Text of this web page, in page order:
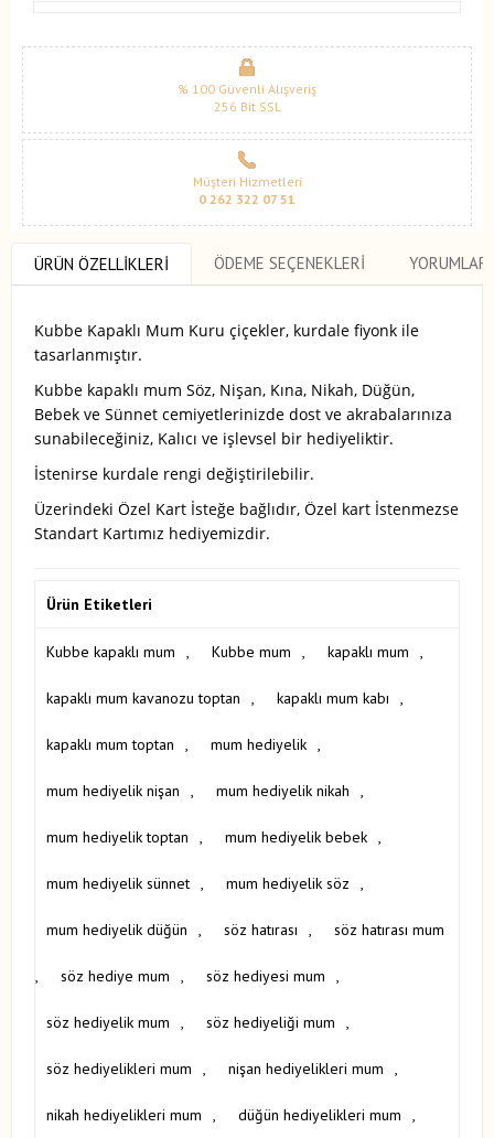
% 100 Güvenli Alışveriş
256 Bit SSL
Müşteri Hizmetleri
0 262 322 07 51
ÜRÜN ÖZELLIKLERI ÖDEME SEÇENEKLERI YORUMLAR
Kubbe Kapaklı Mum Kuru çiçekler, kurdale fiyonk ile
tasarlanmıştır.
Kubbe kapaklı mum Söz, Nişan, Kına, Nikah, Düğün,
Bebek ve Sünnet cemiyetlerinizde dost ve akrabalarınıza
sunabileceğiniz, Kalıcı ve işlevsel bir hediyeliktir.
İstenirse kurdale rengi değiştirilebilir.
Üzerindeki Özel Kart İsteğe bağlıdır, Özel kart İstenmezse
Standart Kartımız hediyemizdir.
Ürün Etiketleri
Kubbe kapaklı mum , Kubbe mum , kapaklı mum ,
kapaklı mum kavanozu toptan , kapaklı mum kabı ,
kapaklı mum toptan , mum hediyelik ,
mum hediyelik nişan , mum hediyelik nikah ,
mum hediyelik toptan , mum hediyelik bebek ,
mum hediyelik sünnet , mum hediyelik söz ,
mum hediyelik düğün , söz hatırası , söz hatırası mum
, söz hediye mum , söz hediyesi mum ,
söz hediyelik mum , söz hediyeliği mum ,
söz hediyelikleri mum , nişan hediyelikleri mum ,
nikah hediyelikleri mum , düğün hediyelikleri mum ,